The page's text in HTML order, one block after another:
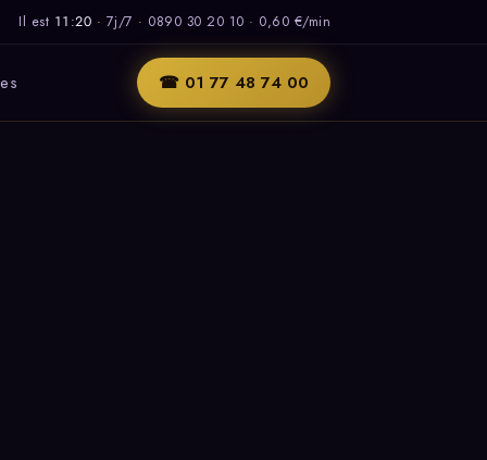
Il est 11:20 · 7j/7 · 0890 30 20 10 · 0,60 €/min
☎ 01 77 48 74 00